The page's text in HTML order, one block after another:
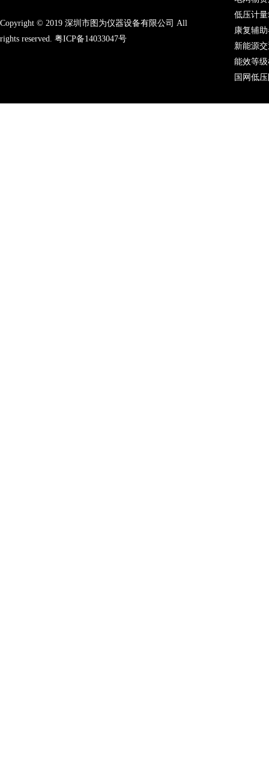
Copyright © 2019 深圳市图为仪器设备有限公司 All
rights reserved. 粤ICP备14033047号
低压计
康复辅
新能源
能效等
国网低